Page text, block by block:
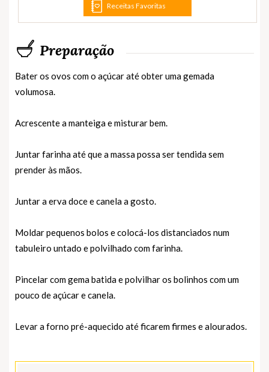
Receitas Favoritas
Preparação
Bater os ovos com o açúcar até obter uma gemada
volumosa.
Acrescente a manteiga e misturar bem.
Juntar farinha até que a massa possa ser tendida sem
prender às mãos.
Juntar a erva doce e canela a gosto.
Moldar pequenos bolos e colocá-los distanciados num
tabuleiro untado e polvilhado com farinha.
Pincelar com gema batida e polvilhar os bolinhos com um
pouco de açúcar e canela.
Levar a forno pré-aquecido até ficarem firmes e alourados.